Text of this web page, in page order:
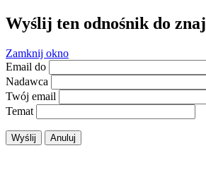
Wyślij ten odnośnik do
Zamknij okno
Email do
Nadawca
Twój email
Temat
Wyślij Anuluj